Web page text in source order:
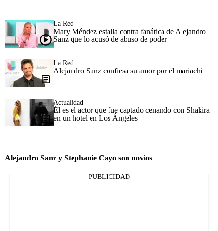
La Red
Mary Méndez estalla contra fanática de Alejandro
Sanz que lo acusó de abuso de poder
La Red
Alejandro Sanz confiesa su amor por el mariachi
Actualidad
Él es el actor que fue captado cenando con Shakira
en un hotel en Los Ángeles
Alejandro Sanz y Stephanie Cayo son novios
PUBLICIDAD